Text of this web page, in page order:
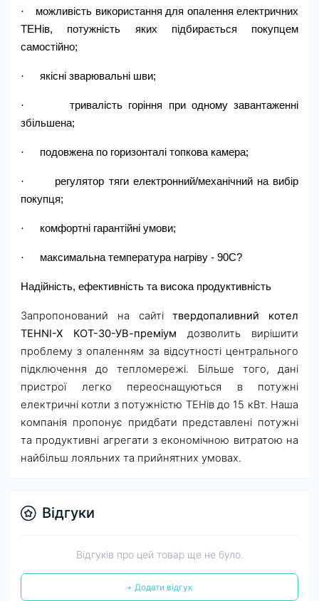
·
можливість використання для опалення електричних
ТЕНів, потужність яких підбирається покупцем
самостійно;
· якісні зварювальні шви;
·
тривалість горіння при одному завантаженні
збільшена;
· подовжена по горизонталі топкова камера;
·
регулятор тяги електронний/механічний на вибір
покупця;
· комфортні гарантійні умови;
· максимальна температура нагріву - 90С?
Надійність, ефективність та висока продуктивність
Запропонований на сайтітвердопаливний котел
TEHNI-X КОТ-30-УВ-преміум дозволить вирішити
проблему з опаленням за відсутності центрального
підключення до тепломережі. Більше того, дані
пристрої легко переоснащуються в потужні
електричні котли з потужністю ТЕНів до 15 кВт. Наша
компанія пропонує придбати представлені потужні
та продуктивні агрегати з економічною витратою на
найбільш лояльних та прийнятних умовах.
Відгуки
Відгуків про цей товар ще не було.
+ Додати відгук